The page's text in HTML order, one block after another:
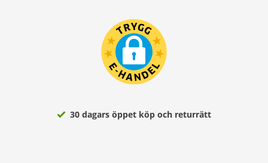
30 dagars öppet köp och returrätt